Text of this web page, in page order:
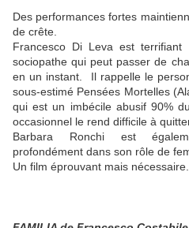
Des performances fortes
de crête.
Francesco Di Leva est
sociopathe qui peut passer de
en un instant. Il rappelle le
sous-estimé Pensées Mortelles
qui est un imbécile abusif 90%
occasionnel le rend difficile à
Barbara Ronchi est
profondément dans son rôle de
Un film éprouvant mais nécessaire.